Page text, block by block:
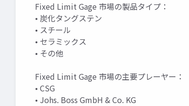
Fixed Limit Gage 市場の製品タイプ：
• 炭化タングステン
• スチール
• セラミックス
• その他
Fixed Limit Gage 市場の主要プレーヤー：
• CSG
• Johs. Boss GmbH & Co. KG